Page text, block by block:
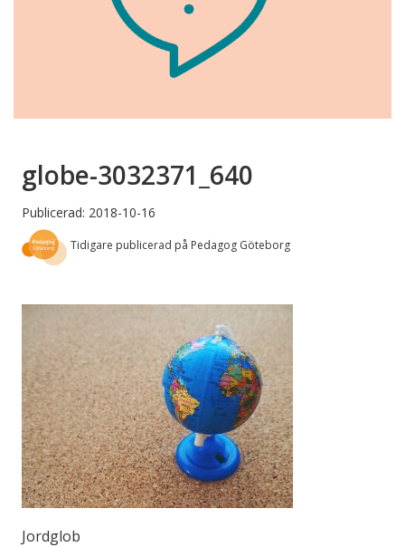
globe-3032371_640
Publicerad: 2018-10-16
Tidigare publicerad på Pedagog Göteborg
Jordglob